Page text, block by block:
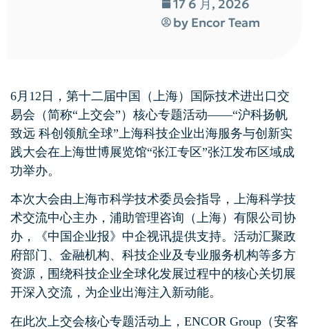
17 6 月, 2026
by Encor Team
6月12日，第十二届中国（上海）国际技术进出口交
易会（简称“上交会”）核心专题活动——“沪科扬帆
致远 科创领航全球”上海科技企业出海服务与创新实
践大会在上海世博展览馆“张江专区”张江发布区域成
功举办。
本次大会由上海市科学技术委员会指导，上海科学技
术交流中心主办，浦助管理咨询（上海）有限公司协
办，《中国企业报》中企视讯提供支持。活动汇聚政
府部门、金融机构、科技企业及专业服务机构等多方
资源，围绕科技企业全球化发展过程中的核心关切展
开深入交流，为企业出海注入新动能。
在此次上交会核心专题活动上，ENCOR Group（安客